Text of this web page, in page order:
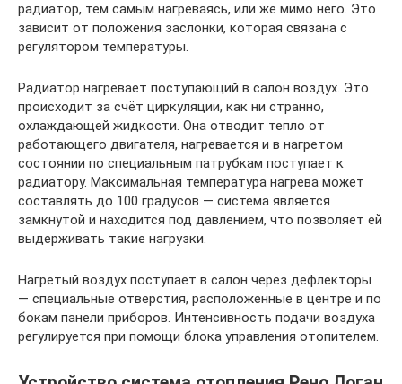
радиатор, тем самым нагреваясь, или же мимо него. Это
зависит от положения заслонки, которая связана с
регулятором температуры.
Радиатор нагревает поступающий в салон воздух. Это
происходит за счёт циркуляции, как ни странно,
охлаждающей жидкости. Она отводит тепло от
работающего двигателя, нагревается и в нагретом
состоянии по специальным патрубкам поступает к
радиатору. Максимальная температура нагрева может
составлять до 100 градусов — система является
замкнутой и находится под давлением, что позволяет ей
выдерживать такие нагрузки.
Нагретый воздух поступает в салон через дефлекторы
— специальные отверстия, расположенные в центре и по
бокам панели приборов. Интенсивность подачи воздуха
регулируется при помощи блока управления отопителем.